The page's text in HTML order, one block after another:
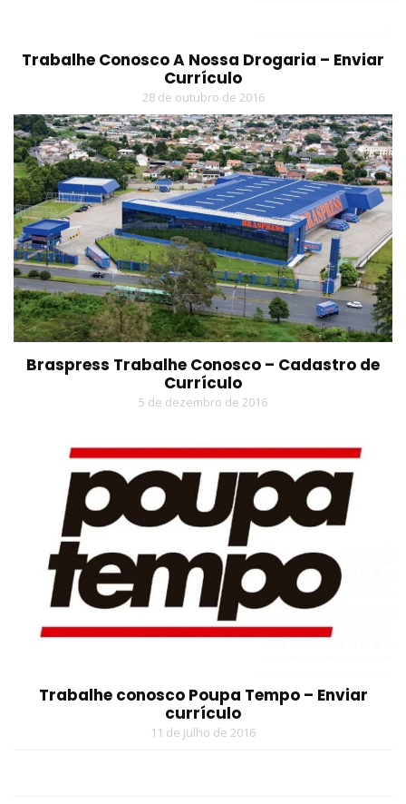
Trabalhe Conosco A Nossa Drogaria – Enviar
Currículo
28 de outubro de 2016
Braspress Trabalhe Conosco – Cadastro de
Currículo
5 de dezembro de 2016
Trabalhe conosco Poupa Tempo – Enviar
currículo
11 de julho de 2016